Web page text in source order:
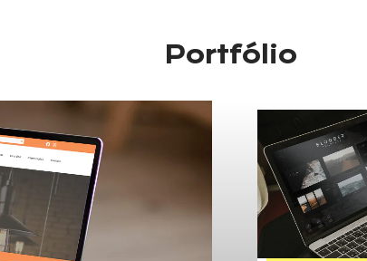
Portfólio